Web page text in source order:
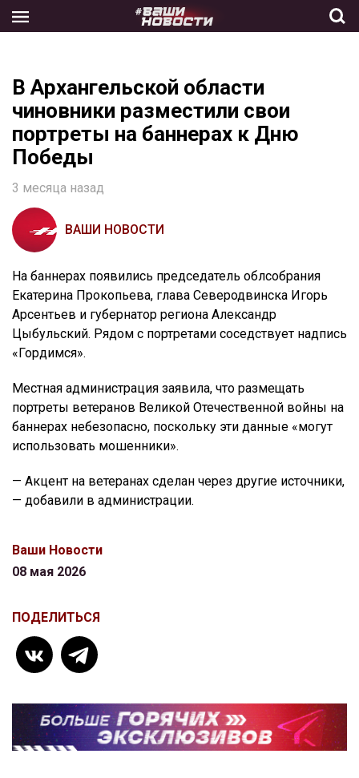
the
В Архангельской области
чиновники разместили свои
портреты на баннерах к Дню
Победы
3 месяца назад
ВАШИ НОВОСТИ
На баннерах появились председатель облсобрания
Екатерина Прокопьева, глава Северодвинска Игорь
Арсентьев и губернатор региона Александр
Цыбульский. Рядом с портретами соседствует надпись
«Гордимся».
Местная администрация заявила, что размещать
портреты ветеранов Великой Отечественной войны на
баннерах небезопасно, поскольку эти данные «могут
использовать мошенники».
— Акцент на ветеранах сделан через другие источники,
— добавили в администрации.
Ваши Новости
08 мая 2026
ПОДЕЛИТЬСЯ